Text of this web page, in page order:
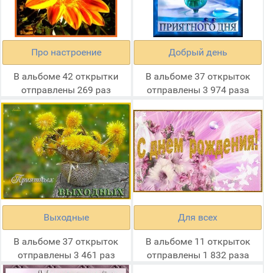
Про настроение
В альбоме 42 открытки
отправлены 269 раз
Добрый день
В альбоме 37 открыток
отправлены 3 974 раза
Выходные
В альбоме 37 открыток
отправлены 3 461 раз
Для всех
В альбоме 11 открыток
отправлены 1 832 раза